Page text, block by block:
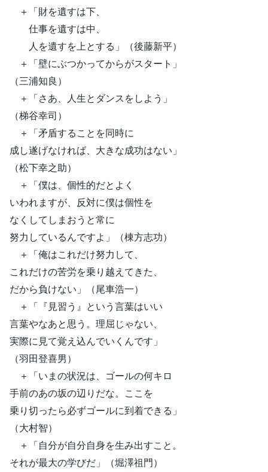
＋「財を遺すは下、
仕事を遺すは中、
人を遺すを上とする」（後藤新平）
＋「壁にぶつかってからがスタート」
（三浦知良）
＋「さあ、人生とダンスをしよう」
（梯谷幸司）
＋「矛盾することを同時に
成し遂げなければ、大きな成功はない」
（松下幸之助）
＋「僕は、個性的だとよく
いわれますが、反対に僕は個性を
なくしてしまおうと常に
努力しているんですよ」（棟方志功）
＋「俺はこれだけ努力して、
これだけの苦労を乗り越えてきた、
だから負けない」（尾車浩一）
＋「『見習う』という言葉はいい
言葉やなあと思う。理屈じゃない、
実際に見て覚え込んでいくんです」
（羽田登喜男）
＋「いまの状況は、ゴールの何キロ
手前のあの坂の辺りだな。ここを
乗り切ったら必ずゴールに到着できる」
（大村智）
＋「自分が自分自身を生み出すこと。
それが最大の学びだ」（堀澤祖門）